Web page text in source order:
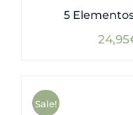
5
24,95
Sale!